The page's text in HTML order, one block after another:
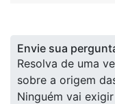
Envie sua
Resolva de uma
sobre a origem
Ninguém vai